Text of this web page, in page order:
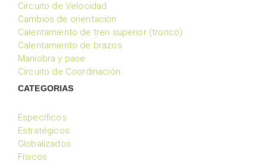
Circuito de Velocidad
Cambios de orientación
Calentamiento de tren superior (tronco)
Calentamiento de brazos
Maniobra y pase
Circuito de Coordinación
CATEGORIAS
Específicos
Estratégicos
Globalizados
Físicos